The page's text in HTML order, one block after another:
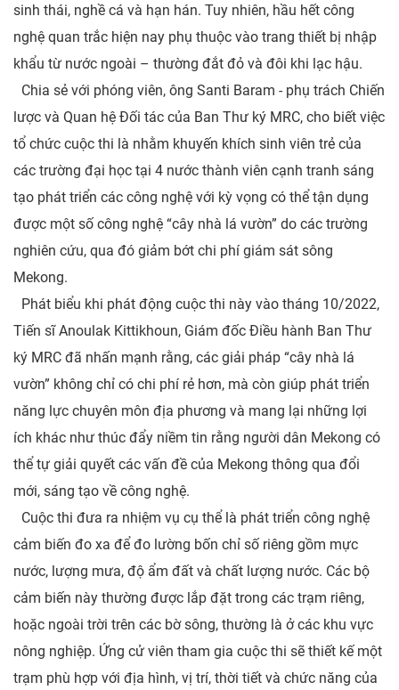
sinh thái, nghề cá và hạn hán. Tuy nhiên, hầu hết công
nghệ quan trắc hiện nay phụ thuộc vào trang thiết bị nhập
khẩu từ nước ngoài – thường đắt đỏ và đôi khi lạc hậu.
Chia sẻ với phóng viên, ông Santi Baram - phụ trách Chiến
lược và Quan hệ Đối tác của Ban Thư ký MRC, cho biết việc
tổ chức cuộc thi là nhằm khuyến khích sinh viên trẻ của
các trường đại học tại 4 nước thành viên cạnh tranh sáng
tạo phát triển các công nghệ với kỳ vọng có thể tận dụng
được một số công nghệ “cây nhà lá vườn” do các trường
nghiên cứu, qua đó giảm bớt chi phí giám sát sông
Mekong.
Phát biểu khi phát động cuộc thi này vào tháng 10/2022,
Tiến sĩ Anoulak Kittikhoun, Giám đốc Điều hành Ban Thư
ký MRC đã nhấn mạnh rằng, các giải pháp “cây nhà lá
vườn” không chỉ có chi phí rẻ hơn, mà còn giúp phát triển
năng lực chuyên môn địa phương và mang lại những lợi
ích khác như thúc đẩy niềm tin rằng người dân Mekong có
thể tự giải quyết các vấn đề của Mekong thông qua đổi
mới, sáng tạo về công nghệ.
Cuộc thi đưa ra nhiệm vụ cụ thể là phát triển công nghệ
cảm biến đo xa để đo lường bốn chỉ số riêng gồm mực
nước, lượng mưa, độ ẩm đất và chất lượng nước. Các bộ
cảm biến này thường được lắp đặt trong các trạm riêng,
hoặc ngoài trời trên các bờ sông, thường là ở các khu vực
nông nghiệp. Ứng cử viên tham gia cuộc thi sẽ thiết kế một
trạm phù hợp với địa hình, vị trí, thời tiết và chức năng của